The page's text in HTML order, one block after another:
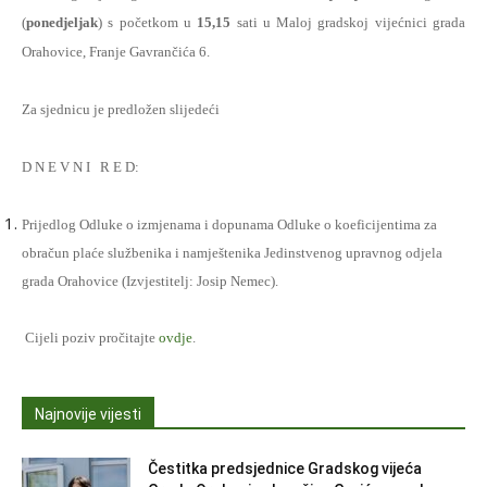
(ponedjeljak) s početkom u 15,15 sati u Maloj gradskoj vijećnici grada
Orahovice, Franje Gavrančića 6.
Za sjednicu je predložen slijedeći
D N E V N I R E D:
Prijedlog Odluke o izmjenama i dopunama Odluke o koeficijentima za
obračun plaće službenika i namještenika Jedinstvenog upravnog odjela
grada Orahovice (Izvjestitelj: Josip Nemec).
Cijeli poziv pročitajte ovdje.
Najnovije vijesti
Čestitka predsjednice Gradskog vijeća